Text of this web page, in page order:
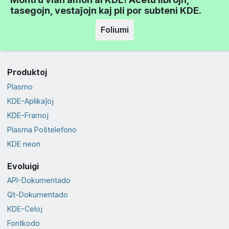
tasegojn, vestaĵojn kaj pli por subteni KDE.
Foliumi
Produktoj
Plasmo
KDE-Aplikaĵoj
KDE-Framoj
Plasma Poŝtelefono
KDE neon
Evoluigi
API-Dokumentado
Qt-Dokumentado
KDE-Celoj
Fontkodo